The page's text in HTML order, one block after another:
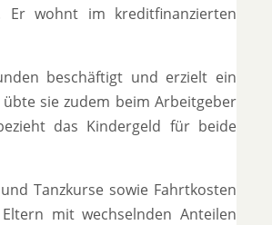
Er wohnt im kreditfinanzierten
beschäftigt und erzielt ein
sie zudem beim Arbeitgeber
das Kindergeld für beide
Tanzkurse sowie Fahrtkosten
mit wechselnden Anteilen